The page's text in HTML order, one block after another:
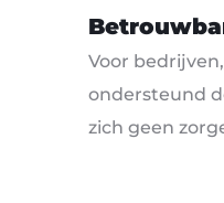
Voor
ondersteund
zich geen